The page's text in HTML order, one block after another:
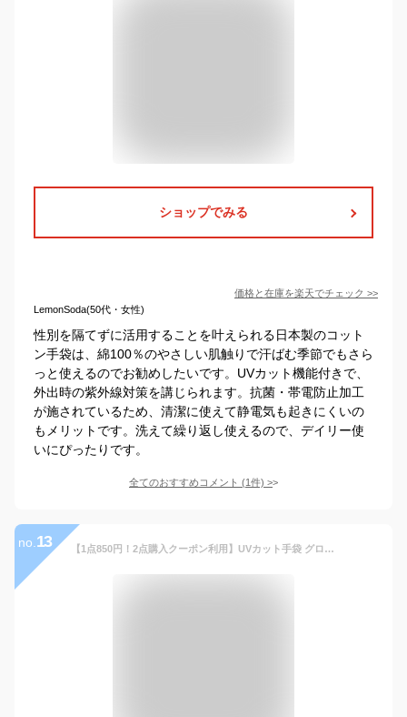
ショップでみる
価格と在庫を楽天でチェック >>
LemonSoda(50代・女性)
性別を隔てずに活用することを叶えられる日本製のコット
ン手袋は、綿100％のやさしい肌触りで汗ばむ季節でもさら
っと使えるのでお勧めしたいです。UVカット機能付きで、
外出時の紫外線対策を講じられます。抗菌・帯電防止加工
が施されているため、清潔に使えて静電気も起きにくいの
もメリットです。洗えて繰り返し使えるので、デイリー使
いにぴったりです。
全てのおすすめコメント (1件) >
no. 13 【1点850円！2点購入クーポン利用】UVカット手袋 グローブ レディース メンズ グローブ 冷感 春夏 薄手 ゴルフ スポーツ手袋 メッシュ 紫外線対策 日焼け 手袋 指なし 運転手袋 滑り止め 釣り手袋 指切り サイクルグローブ 通気性 速乾性 アウトドア 自転車 バイク 登山